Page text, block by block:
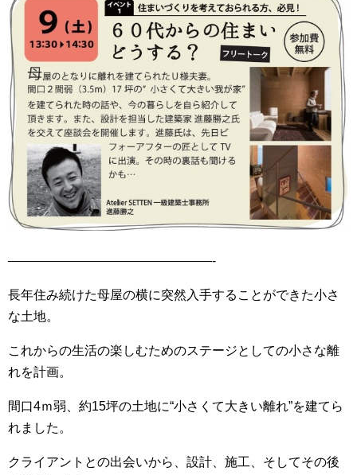
————————————————-
長年住み続けた母屋の横に突然入手することができた小さ
な土地。
これからの生活の楽しむためのステージとしての小さな離
れを計画。
間口4ｍ弱、約15坪の土地に“小さくて大きい離れ”を建てら
れました。
クライアントとの出会いから、設計、施工、そしてその後